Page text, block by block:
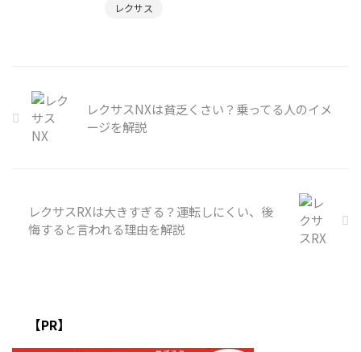
レクサス
レクサスNXは貧乏くさい？乗ってる人のイメ
ージを解説
レクサスRXは大きすぎる？運転しにくい、後
悔すると言われる理由を解説
【PR】